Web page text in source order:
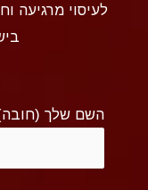
לעיסוי מרגיעה
השם שלך